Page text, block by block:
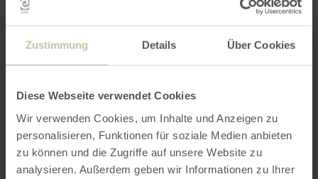
Zustimmung Details Über Cookies
Diese Webseite verwendet Cookies
Wir verwenden Cookies, um Inhalte und Anzeigen zu
personalisieren, Funktionen für soziale Medien anbieten
zu können und die Zugriffe auf unsere Website zu
analysieren. Außerdem geben wir Informationen zu Ihrer
ROUTE PLANEN